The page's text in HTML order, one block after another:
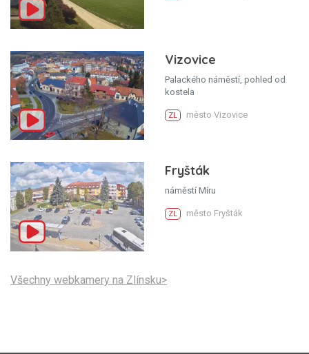
Vizovice
Palackého náměstí, pohled od
kostela
ZL město Vizovice
Fryšták
náměstí Míru
ZL město Fryšták
Všechny webkamery na Zlínsku>